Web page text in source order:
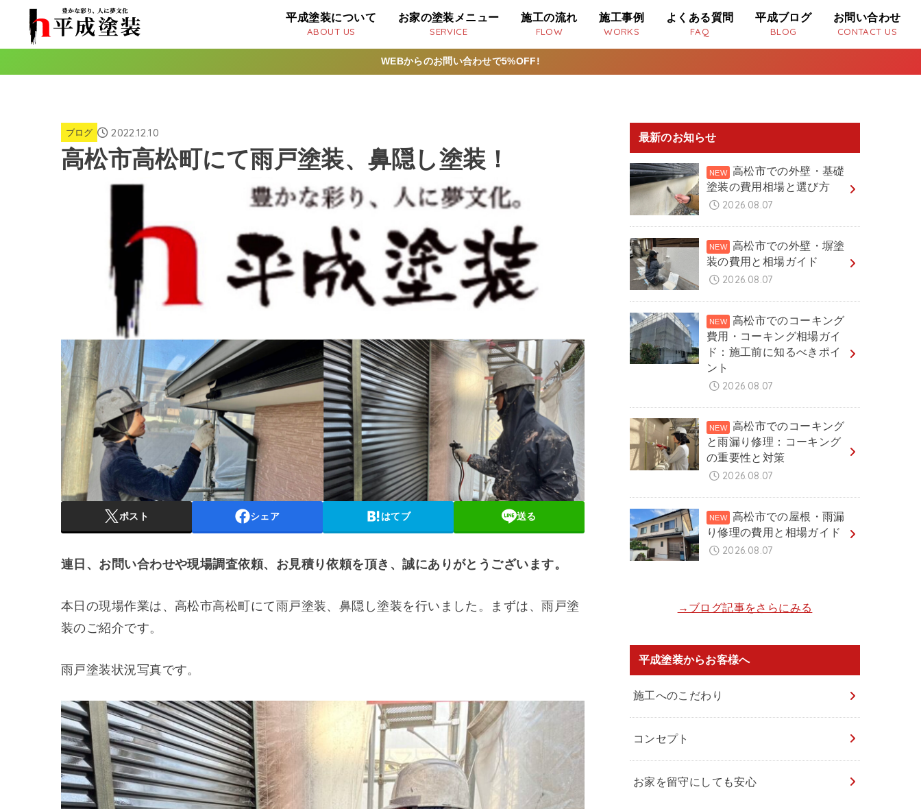
平成塗装について
ABOUT US
お家の塗装メニュー
SERVICE
施工の流れ
FLOW
施工事例
WORKS
よくある質問
FAQ
平成ブログ
BLOG
お問い合わせ
CONTACT US
WEBからのお問い合わせで5%OFF!
ブログ 2022.12.10
高松市高松町にて雨戸塗装、鼻隠し塗装！
ポスト シェア はてブ 送る
連日、お問い合わせや現場調査依頼、お見積り依頼を頂き、誠にありがとうございます。
本日の現場作業は、高松市高松町にて雨戸塗装、鼻隠し塗装を行いました。まずは、雨戸塗
装のご紹介です。
雨戸塗装状況写真です。
最新のお知らせ
高松市での外壁・基礎
塗装の費用相場と選び方
2026.08.07
高松市での外壁・塀塗
装の費用と相場ガイド
2026.08.07
高松市でのコーキング
費用・コーキング相場ガイ
ド：施工前に知るべきポイ
ント
2026.08.07
高松市でのコーキング
と雨漏り修理：コーキング
の重要性と対策
2026.08.07
高松市での屋根・雨漏
り修理の費用と相場ガイド
2026.08.07
→ブログ記事をさらにみる
平成塗装からお客様へ
施工へのこだわり
コンセプト
お家を留守にしても安心